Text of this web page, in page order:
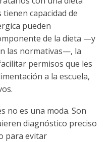
capacidad de
pueden
de la dieta —y
las normativas—, la
permisos que les
a la escuela,
no es una moda. Son
diagnóstico preciso
para evitar